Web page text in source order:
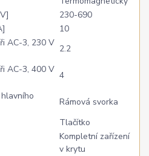
230-690
10
AC-3, 230 V
2.2
AC-3, 400 V
4
Rámová svorka
Tlačítko
Kompletní zařízení
v krytu